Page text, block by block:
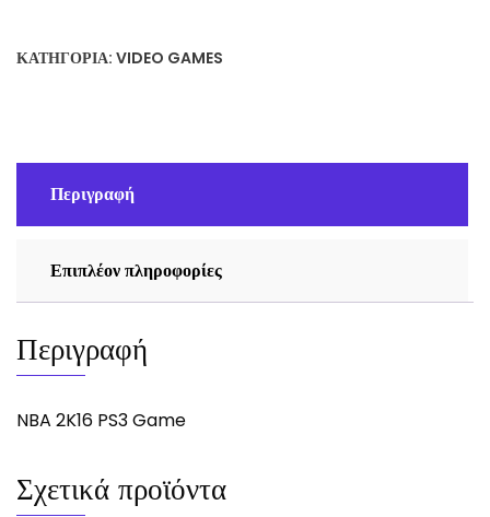
ΚΑΤΗΓΟΡΊΑ: VIDEO GAMES
Περιγραφή
Επιπλέον πληροφορίες
Περιγραφή
NBA 2K16 PS3 Game
Σχετικά προϊόντα